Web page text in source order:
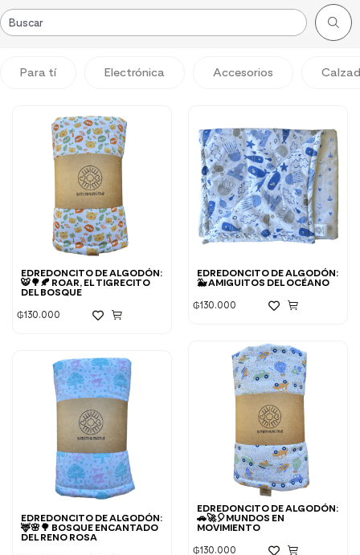
Para tí Electrónica Accesorios
EDREDONCITO DE ALGODÓN:
🐯🌳🍂 ROAR, EL TIGRECITO
DEL BOSQUE
₲130.000
EDREDONCITO DE ALGODÓN:
🐳 AMIGUITOS DEL OCÉANO
₲130.000
EDREDONCITO DE ALGODÓN:
🚗🚀🎈MUNDOS EN
MOVIMIENTO
₲130.000
EDREDONCITO DE ALGODÓN:
🦌🌸🌳 BOSQUE ENCANTADO
DEL RENO ROSA